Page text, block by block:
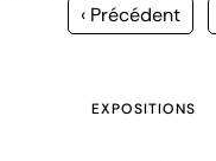
Page
‹ Précédent
EXPOSITIONS